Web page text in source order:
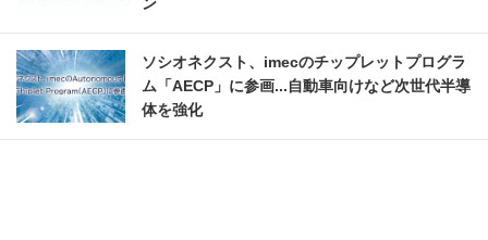
ソシオネクスト、imecのチップレットプログラ
ム「AECP」に参画...自動車向けなど次世代半導
体を強化